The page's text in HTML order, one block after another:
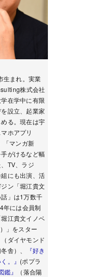
生まれ。実業
株式会社
在学中に有限
設立、起業家
る。現在は宇
ホアプリ
「マンガ新
がけるなど幅
TV、ラジ
にも出演、活
ン「堀江貴文
」は1万数千
年には会員制
江貴文イノベ
」をスター
（ダイヤモンド
冬舎）、
『好き
。』 (ポプラ
』
（落合陽